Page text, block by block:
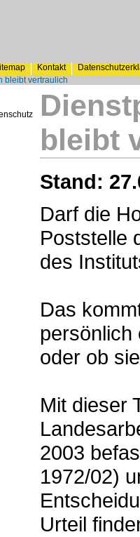
Kontakt
bleibt vertraulich
bleibt
Stand:
Darf die
Poststelle
des
Das
persönlich
oder ob
Mit dieser
2003
1972/02)
Urteil